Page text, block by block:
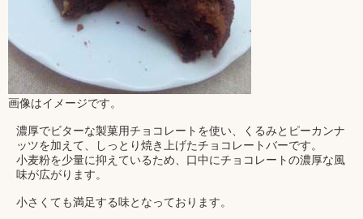
画像はイメージです。
濃厚でビターな製菓用チョコレートを使い、くるみとピーカンナ
ッツを加えて、しっとり焼き上げたチョコレートバーです。
小麦粉を少量に抑えているため、口中にチョコレートの濃厚な風
味が広がります。
小さくても満足する味となっております。